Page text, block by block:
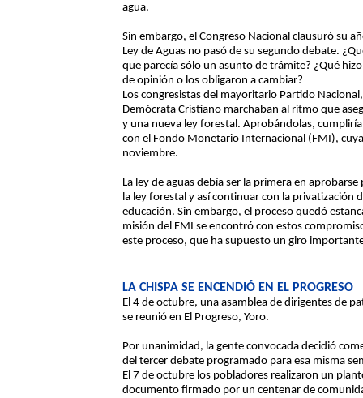
agua.
Sin embargo, el Congreso Nacional clausuró su
Ley de Aguas no pasó de su segundo debate.
que parecía sólo un asunto de trámite? ¿Qué
de opinión o los obligaron a cambiar?
Los congresistas del mayoritario Partido
Demócrata Cristiano marchaban al ritmo que
y una nueva ley forestal. Aprobándolas,
con el Fondo Monetario Internacional (FMI),
noviembre.
La ley de aguas debía ser la primera en
la ley forestal y así continuar con la privatización
educación. Sin embargo, el proceso quedó
misión del FMI se encontró con estos
este proceso, que ha supuesto un giro
LA CHISPA SE ENCENDIÓ EN EL PROGRESO
El 4 de octubre, una asamblea de dirigentes de
se reunió en El Progreso, Yoro.
Por unanimidad, la gente convocada decidió
del tercer debate programado para esa misma
El 7 de octubre los pobladores realizaron un
documento firmado por un centenar de